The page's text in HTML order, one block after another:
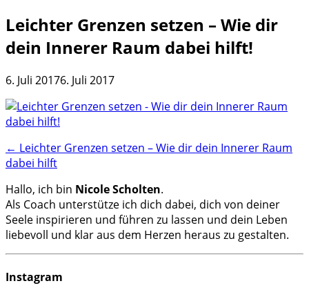
Leichter Grenzen setzen – Wie dir
dein Innerer Raum dabei hilft!
6. Juli 20176. Juli 2017
Post
navigation
← Leichter Grenzen setzen – Wie dir dein Innerer Raum
dabei hilft
Hallo, ich bin Nicole Scholten.
Als Coach unterstütze ich dich dabei, dich von deiner
Seele inspirieren und führen zu lassen und dein Leben
liebevoll und klar aus dem Herzen heraus zu gestalten.
Instagram